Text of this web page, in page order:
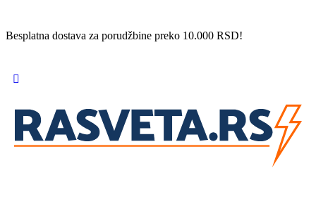
Besplatna dostava za porudžbine preko 10.000 RSD!